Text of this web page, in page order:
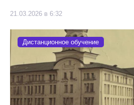
21.03.2026 в 6:32
Дистанционное обучение